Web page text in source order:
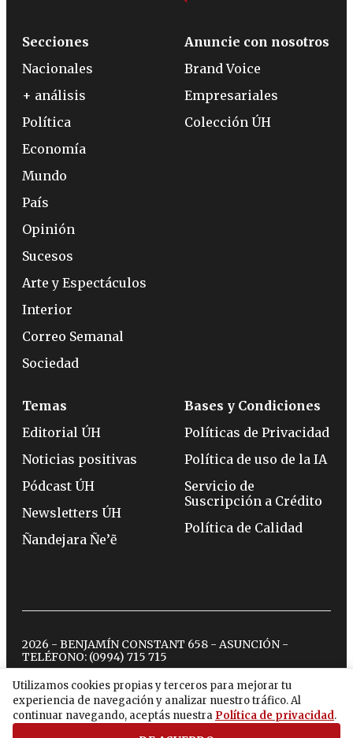
Utilizamos cookies propias y terceros para mejorar tu
experiencia de navegación y analizar nuestro tráfico. Al
continuar navegando, aceptás nuestra Política de privacidad.
Secciones
Nacionales
+ análisis
Política
Economía
Mundo
País
Opinión
Sucesos
Arte y Espectáculos
Interior
Correo Semanal
Sociedad
Anuncie con nosotros
Brand Voice
Empresariales
Colección ÚH
Temas
Editorial ÚH
Noticias positivas
Pódcast ÚH
Newsletters ÚH
Ñandejara Ñe’ẽ
Bases y Condiciones
Políticas de Privacidad
Política de uso de la IA
Servicio de
Suscripción a Crédito
Política de Calidad
2026 - BENJAMÍN CONSTANT 658 - ASUNCIÓN -
TELÉFONO: (0994) 715 715
twitterinstagram
facebook
tiktokyoutubespotify